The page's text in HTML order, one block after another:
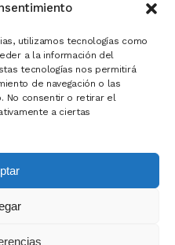
utilizamos tecnologías como
a la información del
tecnologías nos permitirá
de navegación o las
No consentir o retirar el
a ciertas